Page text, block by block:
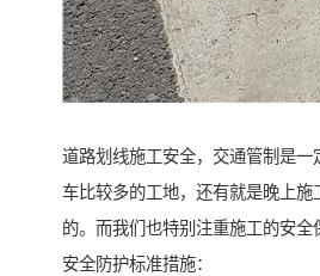
道路划线施工安全，交通管制是一
车比较多的工地，还有就是晚上施
的。而我们也特别注重施工的安全
安全防护标准措施：